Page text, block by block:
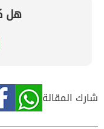
هل
شارك المقالة